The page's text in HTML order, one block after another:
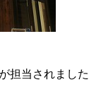
担当されました